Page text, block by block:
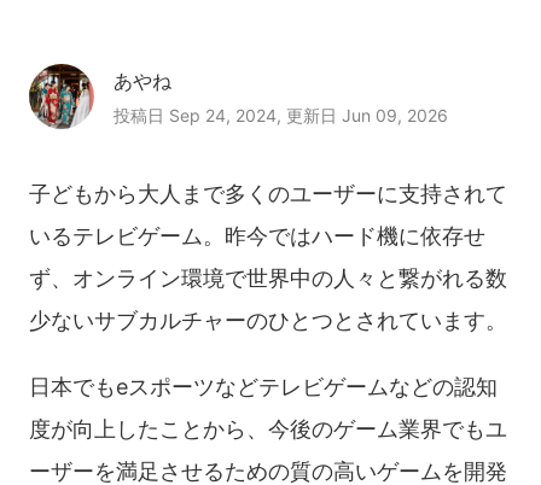
あやね
投稿日 Sep 24, 2024, 更新日 Jun 09, 2026
子どもから大人まで多くのユーザーに支持されて
いるテレビゲーム。昨今ではハード機に依存せ
ず、オンライン環境で世界中の人々と繋がれる数
少ないサブカルチャーのひとつとされています。
日本でもeスポーツなどテレビゲームなどの認知
度が向上したことから、今後のゲーム業界でもユ
ーザーを満足させるための質の高いゲームを開発